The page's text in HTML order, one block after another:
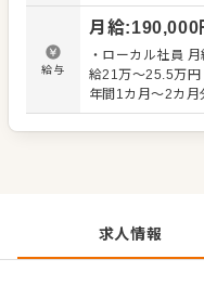
身への加工（魚を
商品が豊富な状態
商品や季節商品
慣れた後の他従業員への指導 最初
やシャリにネタを
するお仕事もあり
につきます！豊
給与
月給:190,000
・ローカル社員
給21万～25.5万円
年間1カ月～2カ月分 ・リージョナ
205,000円〜
高卒以上／月給
求人情報